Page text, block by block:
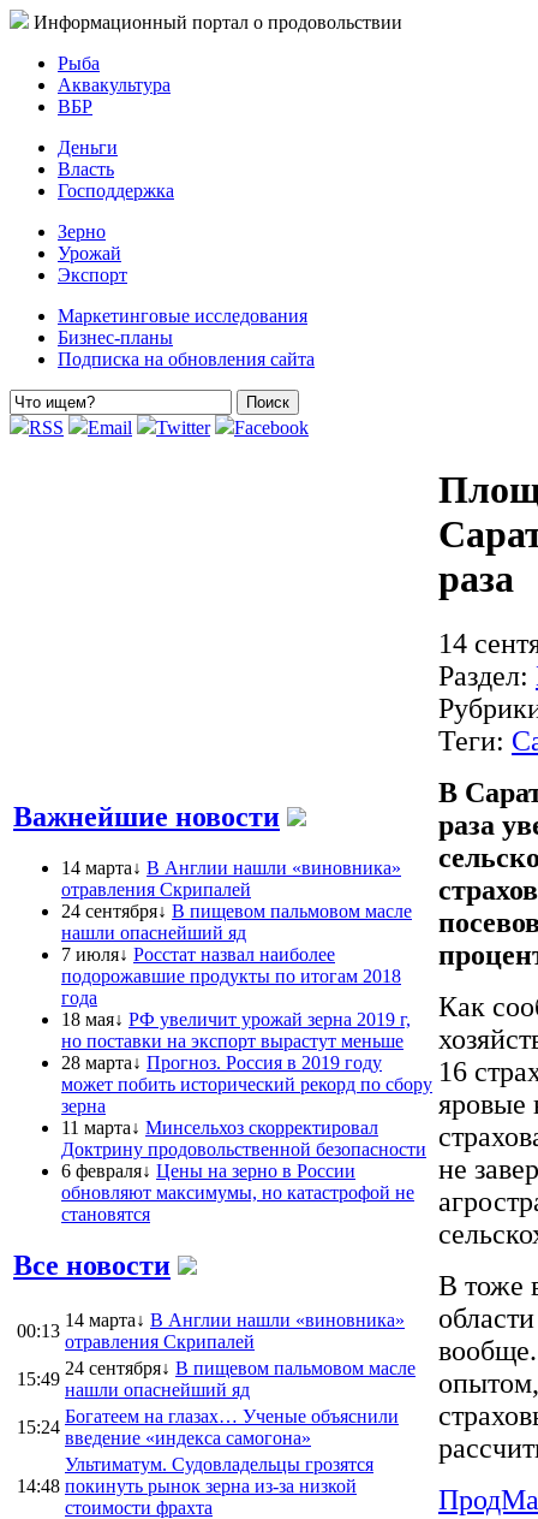
Информационный портал о продовольствии
Рыба
Аквакультура
ВБР
Деньги
Власть
Господдержка
Зерно
Урожай
Экспорт
Маркетинговые исследования
Бизнес-планы
Подписка на обновления сайта
RSS Email Twitter Facebook
Важнейшие новости
14 марта↓ В Англии нашли «виновника»
отравления Скрипалей
24 сентября↓ В пищевом пальмовом масле
нашли опаснейший яд
7 июля↓ Росстат назвал наиболее
подорожавшие продукты по итогам 2018
года
18 мая↓ РФ увеличит урожай зерна 2019 г,
но поставки на экспорт вырастут меньше
28 марта↓ Прогноз. Россия в 2019 году
может побить исторический рекорд по сбору
зерна
11 марта↓ Минсельхоз скорректировал
Доктрину продовольственной безопасности
6 февраля↓ Цены на зерно в России
обновляют максимумы, но катастрофой не
становятся
Все новости
00:13
14 марта↓ В Англии нашли «виновника»
отравления Скрипалей
15:49
24 сентября↓ В пищевом пальмовом масле
нашли опаснейший яд
15:24
Богатеем на глазах… Ученые объяснили
введение «индекса самогона»
14:48
Ультиматум. Судовладельцы грозятся
покинуть рынок зерна из-за низкой
стоимости фрахта
раза
14
Раздел:
Теги:
В
раза
Как
16
яровые
не
В тоже